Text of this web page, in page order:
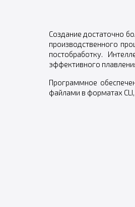
Создание достаточно
производственного
постобработку.
эффективного
Программное
файлами в форматах CLI,